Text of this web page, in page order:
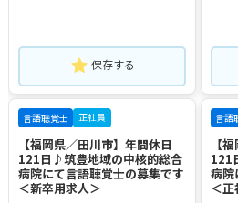
保存する
言語聴覚士 正社員
【福岡県／田川市】年間休日
121日♪筑豊地域の中核的総合
病院にて言語聴覚士の募集です
＜新卒用求人＞
言語
【
121
病院
＜正